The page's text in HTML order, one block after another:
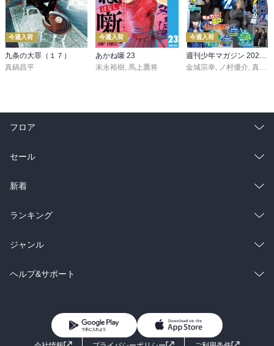
今週入荷
九条の大罪（１７）
真鍋昌平
今週入荷
あかね噺 23
末永裕樹 馬上鷹将
今週入荷
金城宗幸
ノ村優介 真島ヒロ
フロア
総合
ラノベ
雑誌・グラビア
BL・TL
セール
総合
ラノベ
雑誌・グラビア
BL・TL
新着
総合
ラノベ
雑誌・グラビア
ランキング
総合
ラノベ
ジャンル
コミック
ライトノベル 男子向けラノベ
ヘルプ&サポート
よくあるご質問
お問い合わせ